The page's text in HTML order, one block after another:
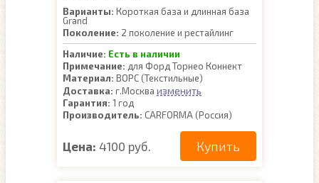
Варианты: Короткая база и длинная база
Grand
Поколение: 2 поколение и рестайлинг
Наличие: Есть в наличии
Примечание: для Форд Торнео Коннект
Материал: ВОРС (Текстильные)
Доставка: г.Москва изменить
Гарантия: 1 год
Производитель: CARFORMA (Россия)
Цена: 4100 руб. Купить